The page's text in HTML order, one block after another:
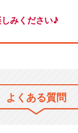
みください♪
よくある質問